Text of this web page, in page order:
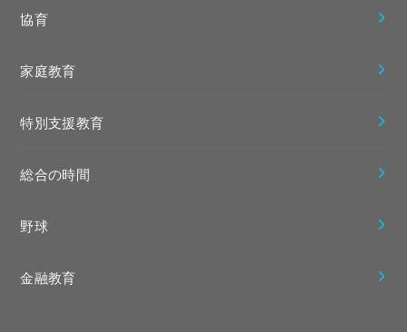
協育
家庭教育
特別支援教育
総合の時間
野球
金融教育